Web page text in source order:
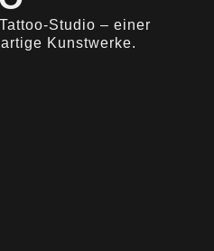
Studio – einer
Kunstwerke.